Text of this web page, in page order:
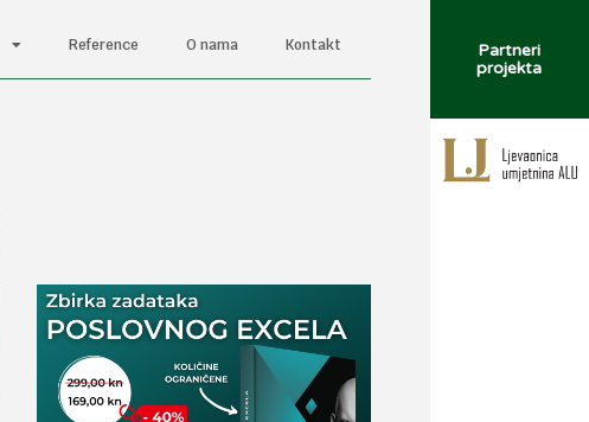
Reference O nama Kontakt
Partneri
projekta